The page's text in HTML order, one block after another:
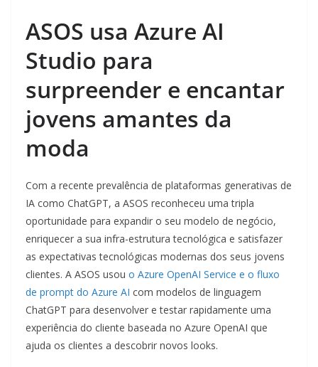
ASOS usa Azure AI
Studio para
surpreender e encantar
jovens amantes da
moda
Com a recente prevalência de plataformas generativas de
IA como ChatGPT, a ASOS reconheceu uma tripla
oportunidade para expandir o seu modelo de negócio,
enriquecer a sua infra-estrutura tecnológica e satisfazer
as expectativas tecnológicas modernas dos seus jovens
clientes. A ASOS usou o Azure OpenAI Service e o fluxo
de prompt do Azure AI com modelos de linguagem
ChatGPT para desenvolver e testar rapidamente uma
experiência do cliente baseada no Azure OpenAI que
ajuda os clientes a descobrir novos looks.